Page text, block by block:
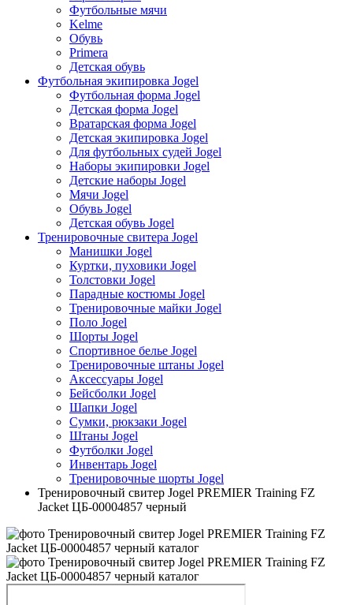
Футбольные мячи
Kelme
Обувь
Primera
Детская обувь
Футбольная экипировка Jogel
Футбольная форма Jogel
Детская форма Jogel
Вратарская форма Jogel
Детская экипировка Jogel
Для футбольных судей Jogel
Наборы экипировки Jogel
Детские наборы Jogel
Мячи Jogel
Обувь Jogel
Детская обувь Jogel
Тренировочные свитера Jogel
Манишки Jogel
Куртки, пуховики Jogel
Толстовки Jogel
Парадные костюмы Jogel
Тренировочные майки Jogel
Поло Jogel
Шорты Jogel
Спортивное белье Jogel
Тренировочные штаны Jogel
Аксессуары Jogel
Бейсболки Jogel
Шапки Jogel
Сумки, рюкзаки Jogel
Штаны Jogel
Футболки Jogel
Инвентарь Jogel
Тренировочные шорты Jogel
Тренировочный свитер Jogel PREMIER Training FZ
Jacket ЦБ-00004857 черный